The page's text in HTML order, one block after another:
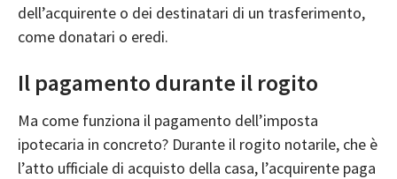
dell’acquirente o dei destinatari di un trasferimento,
come donatari o eredi.
Il pagamento durante il rogito
Ma come funziona il pagamento dell’imposta
ipotecaria in concreto? Durante il rogito notarile, che è
l’atto ufficiale di acquisto della casa, l’acquirente paga